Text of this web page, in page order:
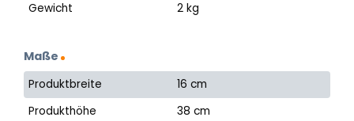
Gewicht
2 kg
Maße
Produktbreite
16 cm
Produkthöhe
38 cm